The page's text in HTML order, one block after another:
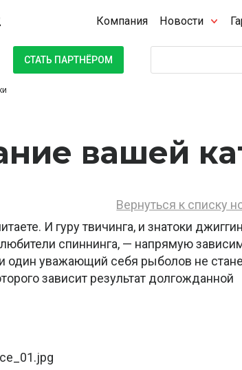
Компания Новости
СТАТЬ ПАРТНЁРОМ
вашей
Вернуться к списку
И гуру твичинга, и знатоки
спиннинга, — напрямую
один уважающий себя рыболов не
зависит результат долгожданной